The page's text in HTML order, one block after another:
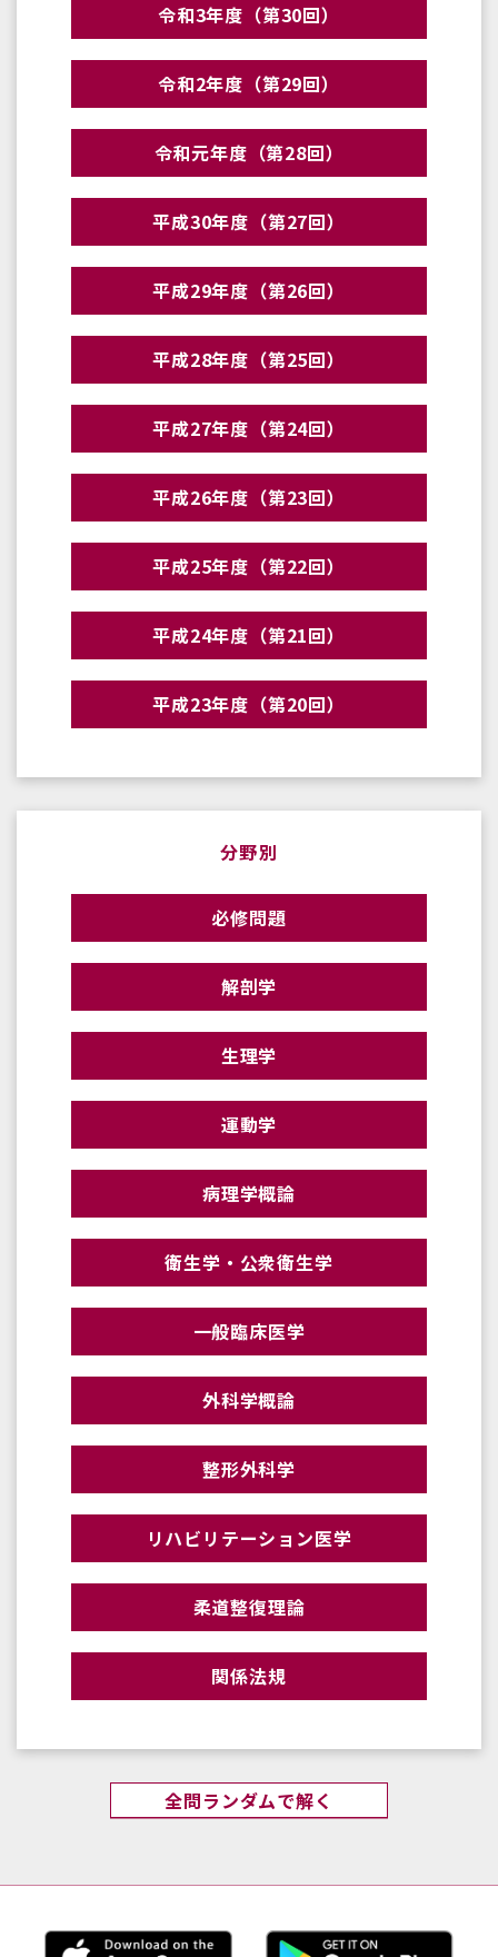
令和3年度（第30回）
令和2年度（第29回）
令和元年度（第28回）
平成30年度（第27回）
平成29年度（第26回）
平成28年度（第25回）
平成27年度（第24回）
平成26年度（第23回）
平成25年度（第22回）
平成24年度（第21回）
平成23年度（第20回）
分野別
必修問題
解剖学
生理学
運動学
病理学概論
衛生学・公衆衛生学
一般臨床医学
外科学概論
整形外科学
リハビリテーション医学
柔道整復理論
関係法規
全問ランダムで解く